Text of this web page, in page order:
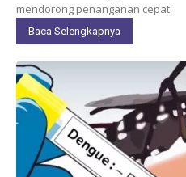
mendorong penanganan cepat.
Baca Selengkapnya